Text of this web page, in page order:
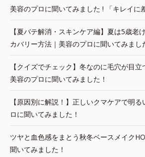
美容のプロに聞いてみました ! 「キレイに
【夏バテ解消・スキンケア編】夏は5歳老
カバリー方法｜美容のプロに聞いてみまし
【クイズでチェック】冬なのに毛穴が目立
美容のプロに聞いてみました！
【原因別に解説！】正しいクマケアで明
ロに聞いてみました！
ツヤと血色感をまとう秋冬ベースメイク
聞いてみました！